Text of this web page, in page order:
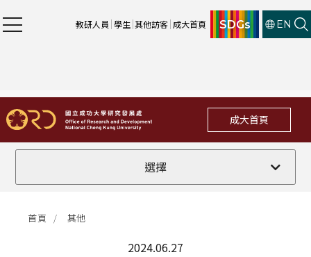
教研人員 學生 其他訪客 成大首頁 SDGs EN
成大首頁
選擇
全部
首頁 其他
2024.06.27